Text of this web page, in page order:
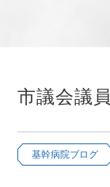
市議会議
基幹病院ブログ